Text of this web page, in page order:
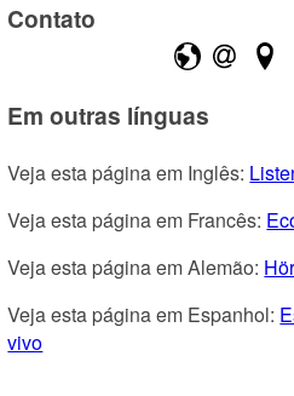
Contato
Em outras línguas
Veja esta página em Inglês:
Veja esta página em Francês:
Veja esta página em Alemão:
Veja esta página em Espanhol:
vivo